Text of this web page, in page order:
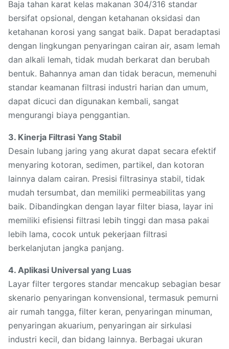
Baja tahan karat kelas makanan 304/316 standar
bersifat opsional, dengan ketahanan oksidasi dan
ketahanan korosi yang sangat baik. Dapat beradaptasi
dengan lingkungan penyaringan cairan air, asam lemah
dan alkali lemah, tidak mudah berkarat dan berubah
bentuk. Bahannya aman dan tidak beracun, memenuhi
standar keamanan filtrasi industri harian dan umum,
dapat dicuci dan digunakan kembali, sangat
mengurangi biaya penggantian.
3. Kinerja Filtrasi Yang Stabil
Desain lubang jaring yang akurat dapat secara efektif
menyaring kotoran, sedimen, partikel, dan kotoran
lainnya dalam cairan. Presisi filtrasinya stabil, tidak
mudah tersumbat, dan memiliki permeabilitas yang
baik. Dibandingkan dengan layar filter biasa, layar ini
memiliki efisiensi filtrasi lebih tinggi dan masa pakai
lebih lama, cocok untuk pekerjaan filtrasi
berkelanjutan jangka panjang.
4. Aplikasi Universal yang Luas
Layar filter tergores standar mencakup sebagian besar
skenario penyaringan konvensional, termasuk pemurni
air rumah tangga, filter keran, penyaringan minuman,
penyaringan akuarium, penyaringan air sirkulasi
industri kecil, dan bidang lainnya. Berbagai ukuran